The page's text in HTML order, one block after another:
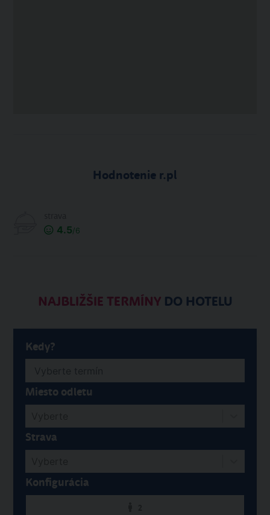
Hodnotenie r.pl
4.5/6
NAJBLIŽŠIE TERMÍNYDO HOTELU
Kedy?
Miesto odletu
Strava
Konfigurácia